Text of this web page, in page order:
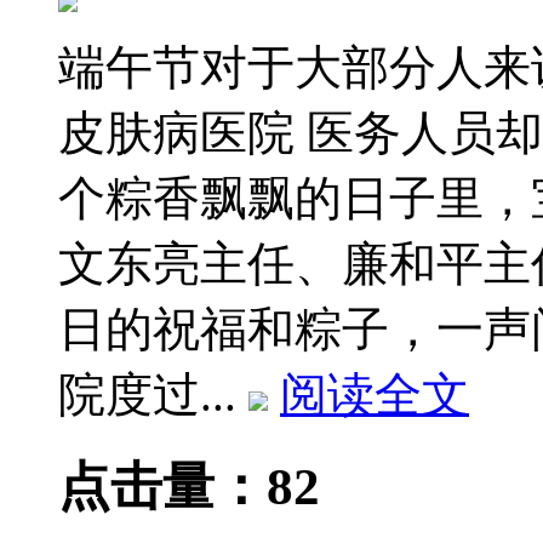
端午节对于大部分人
皮肤病医院 医务人员
个粽香飘飘的日子里
文东亮主任、廉和平
日的祝福和粽子，一
院度过...
阅读全文
点击量：82